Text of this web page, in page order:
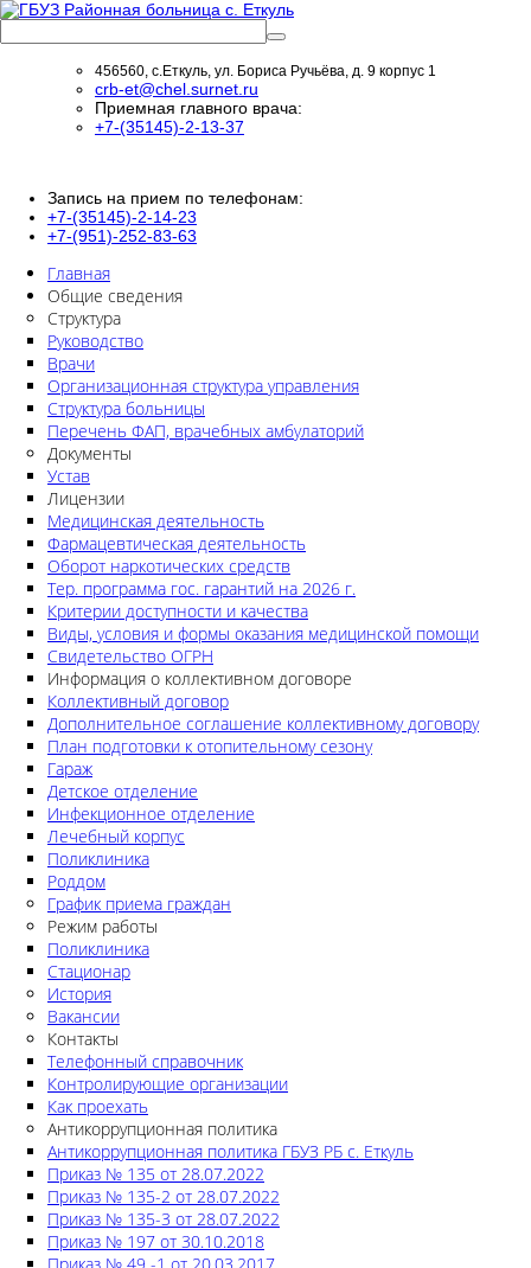
456560, с.Еткуль, ул. Бориса Ручьёва, д. 9 корпус 1
crb-et@chel.surnet.ru
Приемная главного врача:
+7-(35145)-2-13-37
Запись на прием по телефонам:
+7-(35145)-2-14-23
+7-(951)-252-83-63
Главная
Общие сведения
Структура
Руководство
Врачи
Организационная структура управления
Структура больницы
Перечень ФАП, врачебных амбулаторий
Документы
Устав
Лицензии
Медицинская деятельность
Фармацевтическая деятельность
Оборот наркотических средств
Тер. программа гос. гарантий на 2026 г.
Критерии доступности и качества
Виды, условия и формы оказания медицинской помощи
Свидетельство ОГРН
Информация о коллективном договоре
Коллективный договор
Дополнительное соглашение коллективному договору
План подготовки к отопительному сезону
Гараж
Детское отделение
Инфекционное отделение
Лечебный корпус
Поликлиника
Роддом
График приема граждан
Режим работы
Поликлиника
Стационар
История
Вакансии
Контакты
Телефонный справочник
Контролирующие организации
Как проехать
Антикоррупционная политика
Антикоррупционная политика ГБУЗ РБ с. Еткуль
Приказ № 135 от 28.07.2022
Приказ № 135-2 от 28.07.2022
Приказ № 135-3 от 28.07.2022
Приказ № 197 от 30.10.2018